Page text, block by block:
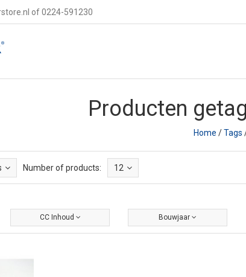
of 0224-591230
Producten
Home /Tags
Number of products: 12
CC Inhoud Bouwjaar